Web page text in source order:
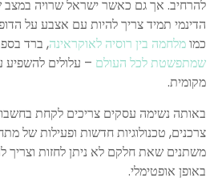
להרחיב. אך גם כאשר ישראל שרויה
הדינמי תמיד צריך להיות עם אצבע על
כמומלחמה בין רוסיה לאוקראינה, ברד
שמתפשטת לכל העולם – עלולים להשפיע
מקומית.
באותה נשימה עסקים צריכים לקחת
צרכנים, טכנולוגיות חדשות ופעילות של
משתנים שאת חלקם לא ניתן לחזות וצריך
באופן אופטימלי.